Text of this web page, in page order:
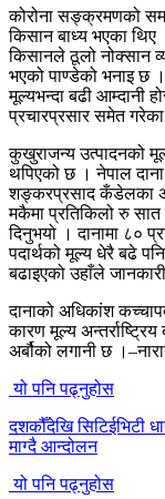
कोरोना सङ्क्रमणको
किसान बाध्य भएका थिए
किसानले ठूलो नोक्सान
भएको पाण्डेको भनाइ छ
मूल्यभन्दा बढी आम्दानी
प्रचारप्रसार समेत
कुखुराजन्य उत्पादनको
थपिएको छ । नेपाल दाना
शङ्करप्रसाद कँडेलका
मकैमा प्रतिकिलो रु सात
दिनुभयो । दानामा ८०
पदार्थको मूल्य धेरै बढे
बढाइएको उहाँले
दानाको अधिकांश
कारण मूल्य
अर्बौको लगानी छ
यो पनि पढ्नुहोस
दशकौँदेखि सिटिईभिटी
माग्दै आन्दोलन
यो पनि पढ्नुहोस